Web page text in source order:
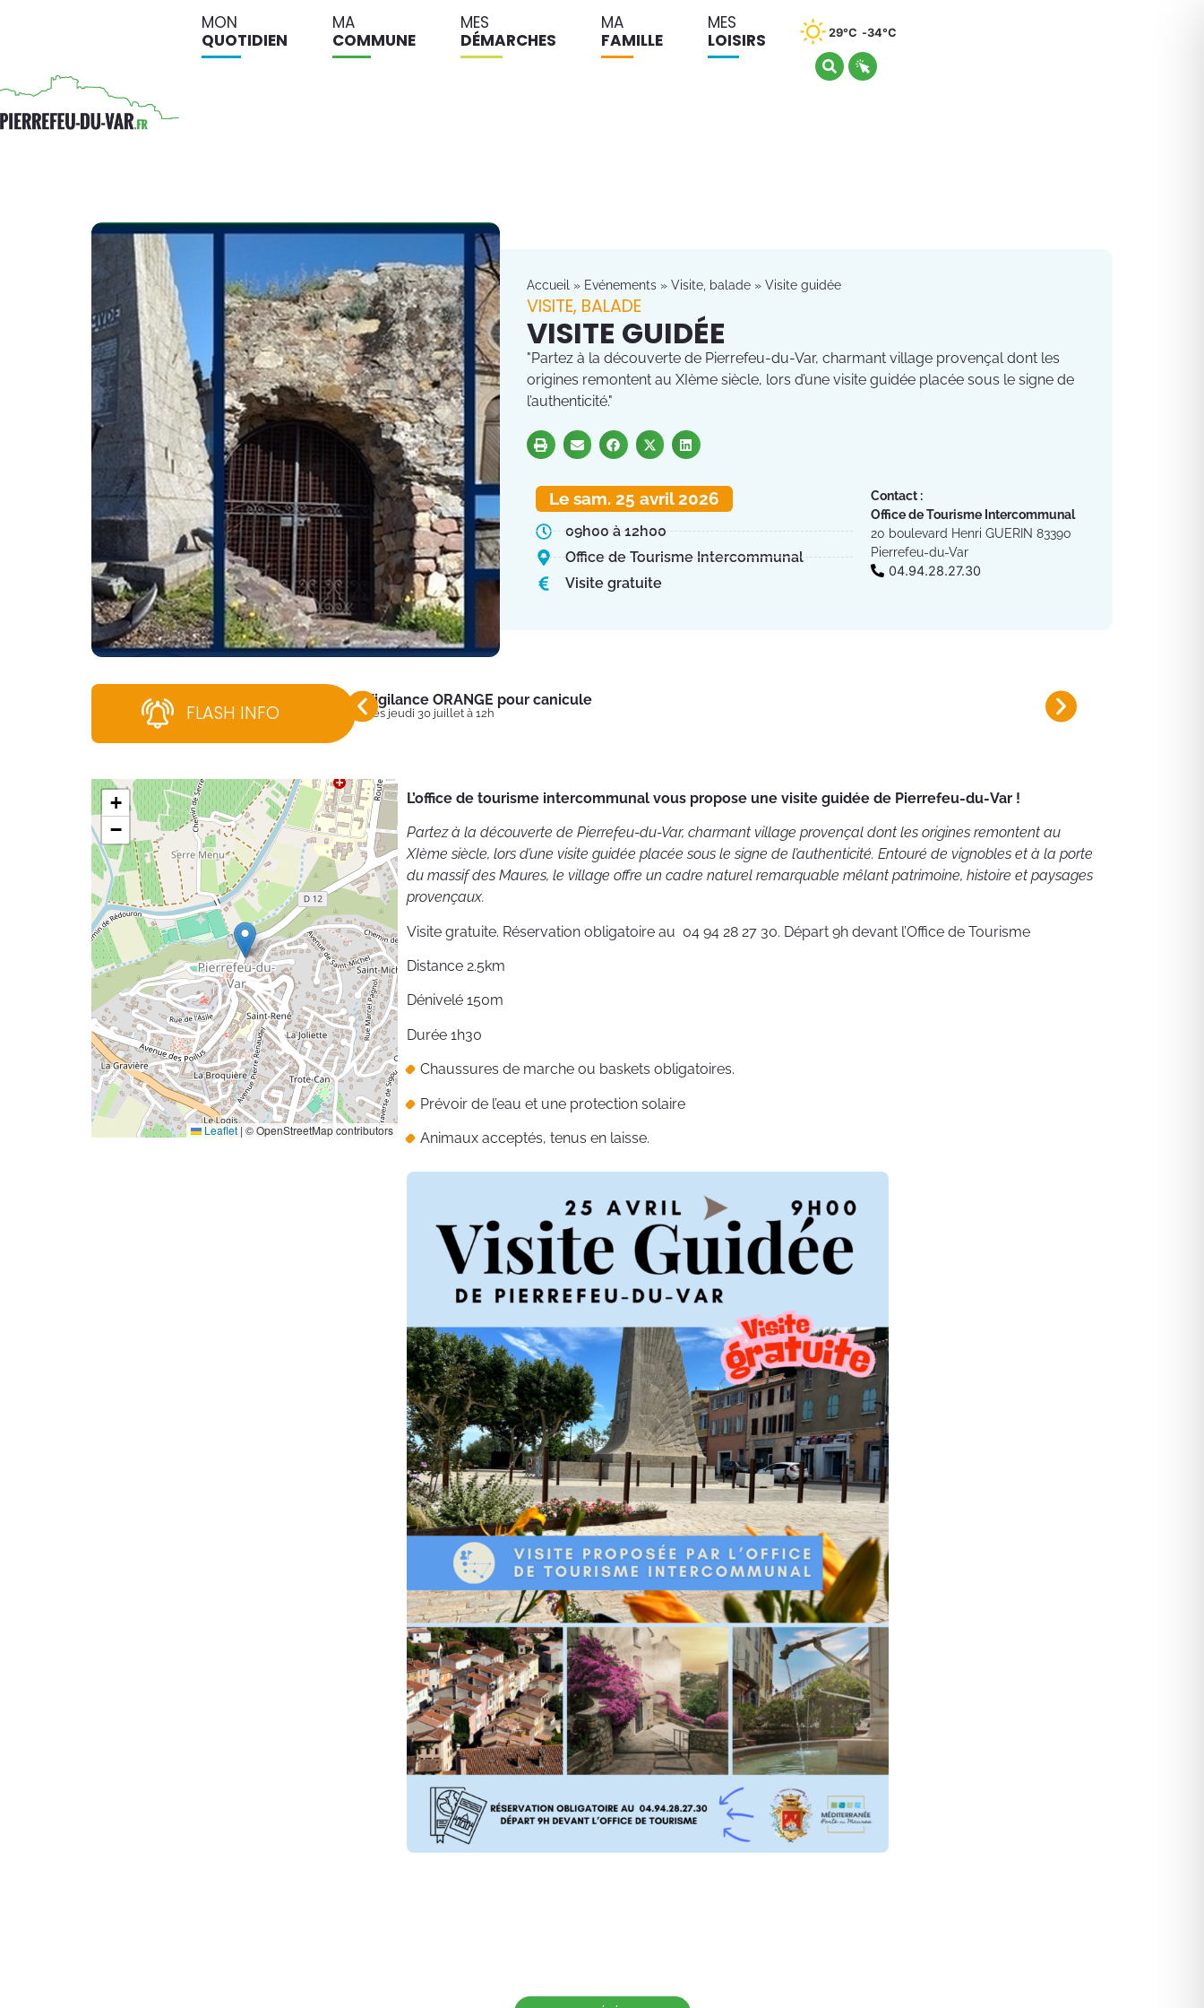
MON
QUOTIDIEN
MA
COMMUNE
MES
DÉMARCHES
MA
FAMILLE
MES
LOISIRS
29°C 34°C
Accueil » Evénements » Visite, balade » Visite guidée
VISITE, BALADE
VISITE GUIDÉE
"Partez à la découverte de Pierrefeu-du-Var, charmant village provençal dont les
origines remontent au XIème siècle, lors d’une visite guidée placée sous le signe de
l’authenticité."
Le sam. 25 avril 2026
09h00 à 12h00
Office de Tourisme Intercommunal
Visite gratuite
Contact :
Office de Tourisme Intercommunal
20 boulevard Henri GUERIN 83390
Pierrefeu-du-Var
04.94.28.27.30
FLASH INFO
Vigilance ORANGE pour canicule
Dès jeudi 30 juillet à 12h
Plan canicule 2026
Inscrivez-vous sur le registre
+
−
Leaflet | © OpenStreetMap contributors
L’office de tourisme intercommunal vous propose une visite guidée de Pierrefeu-du-Var !
Partez à la découverte de Pierrefeu-du-Var, charmant village provençal dont les origines remontent au
XIème siècle, lors d’une visite guidée placée sous le signe de l’authenticité. Entouré de vignobles et à la porte
du massif des Maures, le village offre un cadre naturel remarquable mêlant patrimoine, histoire et paysages
provençaux.
Visite gratuite. Réservation obligatoire au 04 94 28 27 30. Départ 9h devant l’Office de Tourisme
Distance 2.5km
Dénivelé 150m
Durée 1h30
Chaussures de marche ou baskets obligatoires.
Prévoir de l’eau et une protection solaire
Animaux acceptés, tenus en laisse.